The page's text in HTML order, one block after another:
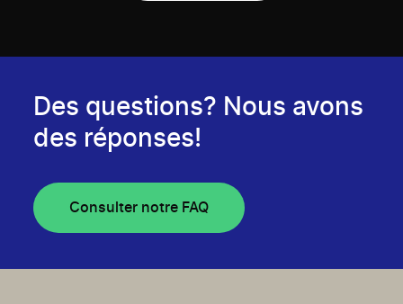
Des questions? Nous avons
des réponses!
Consulter notre FAQ